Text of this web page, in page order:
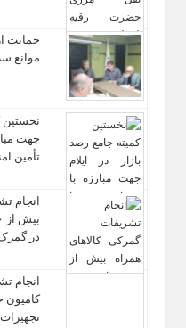
حمایت
موانع
نخستین
جهت
تأمین
انجام
در
کامیون